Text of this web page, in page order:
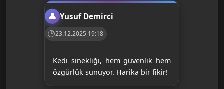
Yusuf Demirci
23.12.2025 19:18
Kedi sinekliği, hem güvenlik hem
özgürlük sunuyor. Harika bir fikir!